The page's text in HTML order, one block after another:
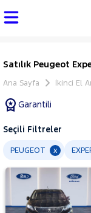
Satılık Peugeot
Ana Sayfa İkinci El
Garantili
Tüm
Araçlar
AUDI
Seçili Filtreler
PEUGEOT x